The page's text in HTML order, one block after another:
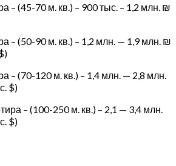
– (45-70 м. кв.) – 900 тыс. – 1,2 млн. ₪
– (50-90 м. кв.) – 1,2 млн. — 1,9 млн. ₪
– (70-120 м. кв.) – 1,4 млн. — 2,8 млн.
$)
– (100-250 м. кв.) – 2,1 — 3,4 млн.
$)